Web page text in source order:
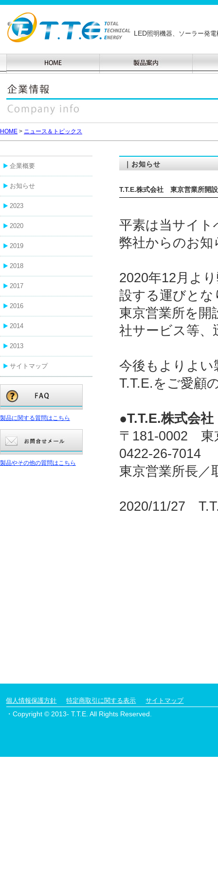
LED照明機器、ソーラー発
HOME > ニュース＆トピックス
企業概要
お知らせ
2023
2020
2019
2018
2017
2016
2014
2013
サイトマップ
製品に関する質問はこちら
製品やその他の質問はこちら
｜お知らせ
T.T.E.株式会社 東京営業所開
平素は当サイ
弊社からのお知
2020年12月よ
設する運びとな
東京営業所を開
社サービス等
今後もよりよ
T.T.E.をご愛顧
●T.T.E.株式会
〒181-0002 東
0422-26-7014
東京営業所長／
2020/11/27
個人情報保護方針 特定商取引に関する表示 サイトマップ
・Copyright © 2013- T.T.E. All Rights Reserved.